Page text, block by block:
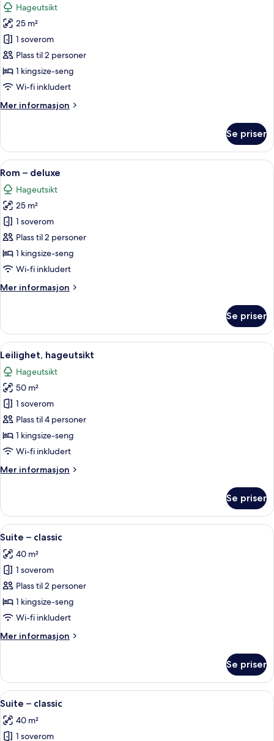
bildene
av
Rom
–
deluxe
Hageutsikt
25 m²
1 soverom
Plass til 2 personer
1 kingsize-seng
Wi-fi inkludert
Mer informasjon
Mer
–
deluxe
Se priser
Åpne
alle
bildene
av
Rom
–
deluxe
Rom – deluxe | Minibar, skrivebord,
3
Rom – deluxe
Hageutsikt
25 m²
1 soverom
Plass til 2 personer
1 kingsize-seng
Wi-fi inkludert
Mer informasjon
Mer
–
deluxe
Se priser
Åpne
alle
bildene
av
Leilighet,
hageutsikt
Leilighet, hageutsikt | Minibar,
5
Leilighet, hageutsikt
Hageutsikt
50 m²
1 soverom
Plass til 4 personer
1 kingsize-seng
Wi-fi inkludert
Mer informasjon
Mer
hageutsikt
Se priser
Åpne
alle
bildene
av
Suite
–
classic
Suite – classic | Minibar, skrivebord,
6
Suite – classic
40 m²
1 soverom
Plass til 2 personer
1 kingsize-seng
Wi-fi inkludert
Mer informasjon
Mer
–
classic
Se priser
Åpne
alle
bildene
Suite – classic | Minibar, skrivebord,
7
Suite – classic
40 m²
1 soverom